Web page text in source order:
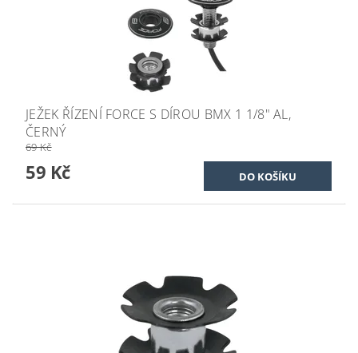
JEŽEK ŘÍZENÍ FORCE S DÍROU BMX 1 1/8" AL,
ČERNÝ
69 Kč
59 Kč